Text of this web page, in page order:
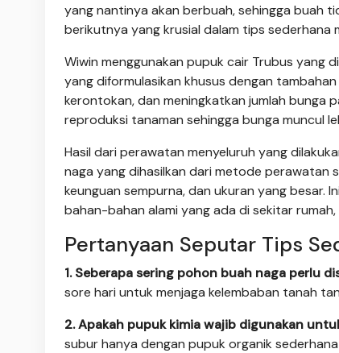
yang nantinya akan berbuah, sehingga buah
berikutnya yang krusial dalam tips sederhana
Wiwin menggunakan pupuk cair Trubus yang
yang diformulasikan khusus dengan
kerontokan, dan meningkatkan jumlah bunga
reproduksi tanaman sehingga bunga muncul
Hasil dari perawatan menyeluruh yang
naga yang dihasilkan dari metode perawatan
keunguan sempurna, dan ukuran yang besar.
bahan-bahan alami yang ada di sekitar
Pertanyaan Seputar Tips
1. Seberapa sering pohon buah naga perlu
sore hari untuk menjaga kelembaban tanah
2. Apakah pupuk kimia wajib digunakan
subur hanya dengan pupuk organik